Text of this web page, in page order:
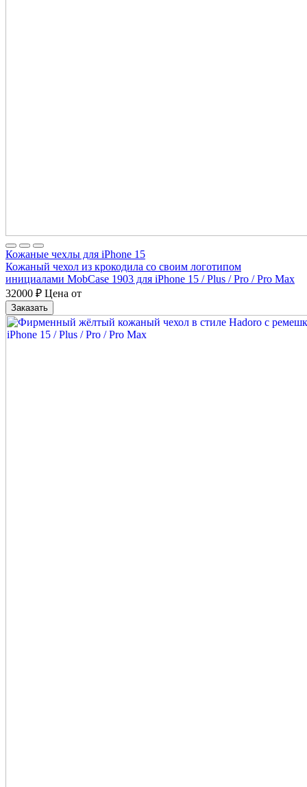
Кожаные чехлы для iPhone 15
Кожаный чехол из крокодила со своим логотипом
инициалами MobCase 1903 для iPhone 15 / Plus / Pro / Pro Max
32000 ₽ Цена от
Заказать